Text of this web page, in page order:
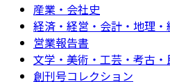
産業・会社史
経済・経営・会計・地理・
営業報告書
文学・美術・工芸・考古・
創刊号コレクション